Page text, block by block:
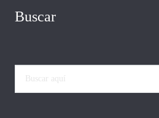
Buscar